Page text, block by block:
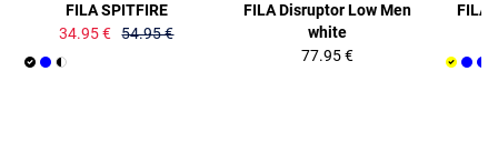
FILA SPITFIRE
34.95 € 54.95 €
FILA Disruptor Low Men
white
77.95 €
FILA